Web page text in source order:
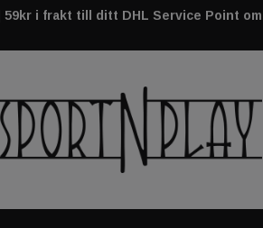
i frakt till ditt DHL Service Point